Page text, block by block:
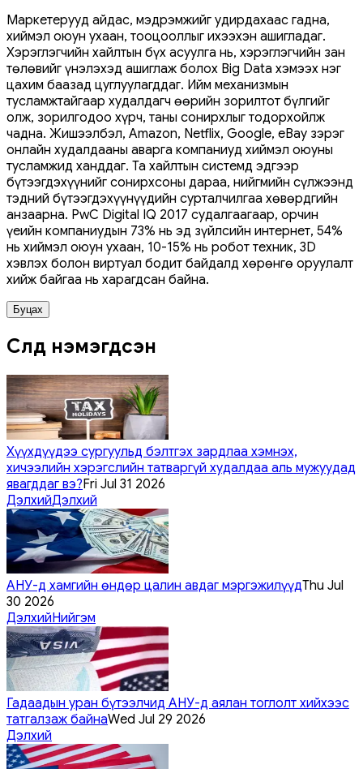
Маркетерууд айдас, мэдрэмжийг удирдахаас гадна,
хиймэл оюун ухаан, тооцооллыг ихээхэн ашигладаг.
Хэрэглэгчийн хайлтын бүх асуулга нь, хэрэглэгчийн зан
төлөвийг үнэлэхэд ашиглаж болох Big Data хэмээх нэг
цахим баазад цуглуулагддаг. Ийм механизмын
тусламжтайгаар худалдагч өөрийн зорилтот бүлгийг
олж, зорилгодоо хүрч, таны сонирхлыг тодорхойлж
чадна. Жишээлбэл, Amazon, Netflix, Google, eBay зэрэг
онлайн худалдааны аварга компаниуд хиймэл оюуны
тусламжид ханддаг. Та хайлтын системд эдгээр
бүтээгдэхүүнийг сонирхсоны дараа, нийгмийн сүлжээнд
тэдний бүтээгдэхүүнүүдийн сурталчилгаа хөвөрдгийн
анзаарна. PwC Digital IQ 2017 судалгаагаар, орчин
үеийн компаниудын 73% нь эд зүйлсийн интернет, 54%
нь хиймэл оюун ухаан, 10-15% нь робот техник, 3D
хэвлэх болон виртуал бодит байдалд хөрөнгө оруулалт
хийж байгаа нь харагдсан байна.
Буцах
Сүүлд нэмэгдсэн
Хүүхдүүдээ сургуульд бэлтгэх зардлаа хэмнэх,
хичээлийн хэрэгслийн татваргүй худалдаа аль мужуудад
явагддаг вэ?Fri Jul 31 2026
ДэлхийДэлхий
АНУ-д хамгийн өндөр цалин авдаг мэргэжилүүдThu Jul
30 2026
ДэлхийНийгэм
Гадаадын уран бүтээлчид АНУ-д аялан тоглолт хийхээс
татгалзаж байнаWed Jul 29 2026
Дэлхий